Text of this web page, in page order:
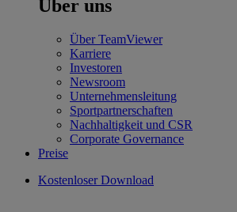
Über uns
Über TeamViewer
Karriere
Investoren
Newsroom
Unternehmensleitung
Sportpartnerschaften
Nachhaltigkeit und CSR
Corporate Governance
Preise
Kostenloser Download